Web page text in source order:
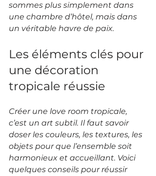
sommes plus simplement dans
une chambre d’hôtel, mais dans
un véritable havre de paix.
Les éléments clés pour
une décoration
tropicale réussie
Créer une love room tropicale,
c’est un art subtil. Il faut savoir
doser les couleurs, les textures, les
objets pour que l’ensemble soit
harmonieux et accueillant. Voici
quelques conseils pour réussir